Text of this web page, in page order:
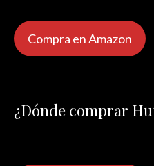
Compra en Amazon
¿Dónde comprar